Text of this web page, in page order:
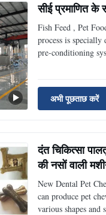
सीई प्रमाणित
Fish Feed , Pet
process is
pre-conditioning
अभी पूछताछ करें
दंत चिकित्सा
की नसों वाली
New Dental Pet
can produce pet
various shapes